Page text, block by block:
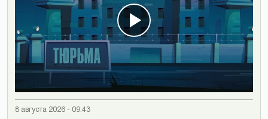
8 августа 2026 - 09:43